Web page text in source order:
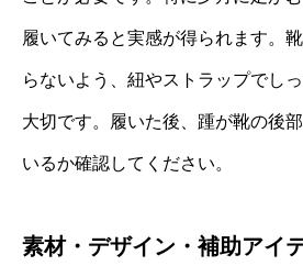
履いてみると実感が得られます。
らないよう、紐やストラップでし
大切です。履いた後、踵が靴の後
いるか確認してください。
素材・デザイン・補助アイ